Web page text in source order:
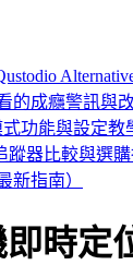
的成癮警訊與
功能與設定教
器比較與選購
新指南）
時定